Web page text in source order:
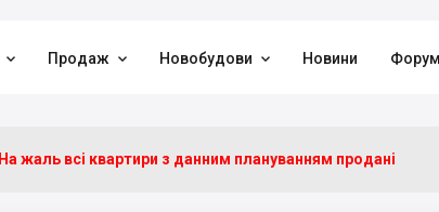
 Продаж  Новобудови  Новини
На жаль всі квартири з данним плануванням продані